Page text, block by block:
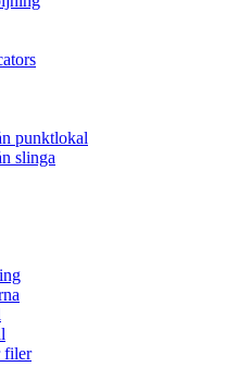
punktlokal
slinga
filer